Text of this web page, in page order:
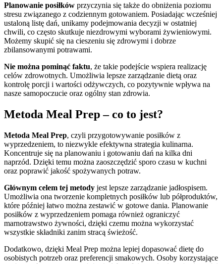
Planowanie posiłków przyczynia się także do obniżenia poziomu
stresu związanego z codziennym gotowaniem. Posiadając wcześniej
ustaloną listę dań, unikamy podejmowania decyzji w ostatniej
chwili, co często skutkuje niezdrowymi wyborami żywieniowymi.
Możemy skupić się na cieszeniu się zdrowymi i dobrze
zbilansowanymi potrawami.
Nie można pominąć faktu, że takie podejście wspiera realizację
celów zdrowotnych. Umożliwia lepsze zarządzanie dietą oraz
kontrolę porcji i wartości odżywczych, co pozytywnie wpływa na
nasze samopoczucie oraz ogólny stan zdrowia.
Metoda Meal Prep – co to jest?
Metoda Meal Prep, czyli przygotowywanie posiłków z
wyprzedzeniem, to niezwykle efektywna strategia kulinarna.
Koncentruje się na planowaniu i gotowaniu dań na kilka dni
naprzód. Dzięki temu można zaoszczędzić sporo czasu w kuchni
oraz poprawić jakość spożywanych potraw.
Głównym celem tej metody jest lepsze zarządzanie jadłospisem.
Umożliwia ona tworzenie kompletnych posiłków lub półproduktów,
które później łatwo można zestawić w gotowe dania. Planowanie
posiłków z wyprzedzeniem pomaga również ograniczyć
marnotrawstwo żywności, dzięki czemu można wykorzystać
wszystkie składniki zanim stracą świeżość.
Dodatkowo, dzięki Meal Prep można lepiej dopasować dietę do
osobistych potrzeb oraz preferencji smakowych. Osoby korzystające